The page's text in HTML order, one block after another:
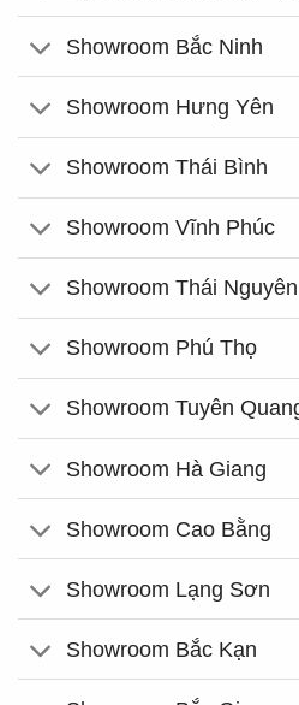
Showroom Bắc Ninh
Showroom Hưng Yên
Showroom Thái Bình
Showroom Vĩnh Phúc
Showroom Thái Nguyên
Showroom Phú Thọ
Showroom Tuyên
Showroom Hà Giang
Showroom Cao Bằng
Showroom Lạng Sơn
Showroom Bắc Kạn